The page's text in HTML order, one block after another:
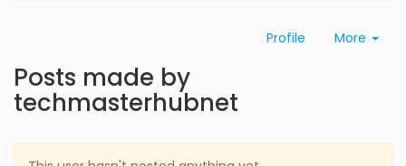
Profile More
Posts made by
techmasterhubnet